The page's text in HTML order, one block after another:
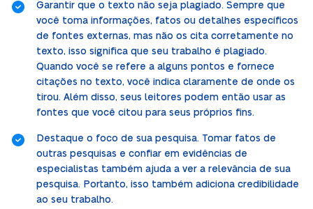
Garantir que o texto não seja plagiado. Sempre que
você toma informações, fatos ou detalhes específicos
de fontes externas, mas não os cita corretamente no
texto, isso significa que seu trabalho é plagiado.
Quando você se refere a alguns pontos e fornece
citações no texto, você indica claramente de onde os
tirou. Além disso, seus leitores podem então usar as
fontes que você citou para seus próprios fins.
Destaque o foco de sua pesquisa. Tomar fatos de
outras pesquisas e confiar em evidências de
especialistas também ajuda a ver a relevância de sua
pesquisa. Portanto, isso também adiciona credibilidade
ao seu trabalho.